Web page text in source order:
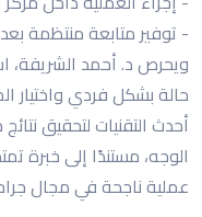
- توفير متابعة منتظمة
ويحرص د. أحمد الشريفة،
حالة بشكل فردي واختيار
أحدث التقنيات لتحقيق
عملية ناجحة في مجال